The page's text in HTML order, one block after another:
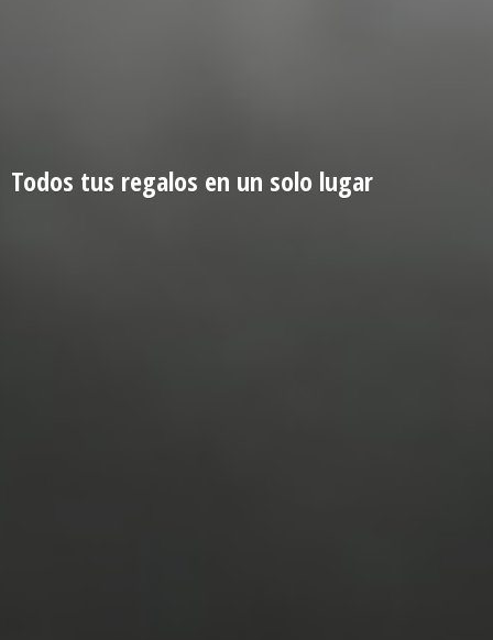
Todos tus regalos en un solo lugar